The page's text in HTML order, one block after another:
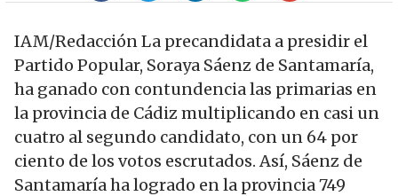
IAM/Redacción La precandidata a presidir el
Partido Popular, Soraya Sáenz de Santamaría,
ha ganado con contundencia las primarias en
la provincia de Cádiz multiplicando en casi un
cuatro al segundo candidato, con un 64 por
ciento de los votos escrutados. Así, Sáenz de
Santamaría ha logrado en la provincia 749